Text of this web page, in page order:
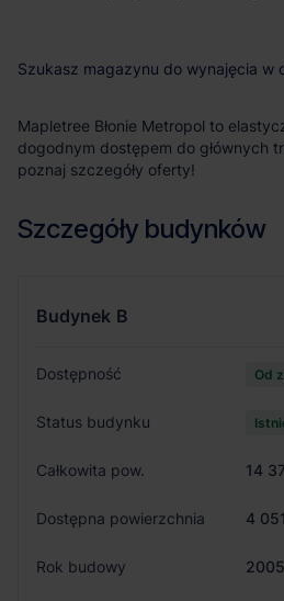
Szukasz magazynu do wynajęcia w
Mapletree Błonie Metropol to
dogodnym dostępem do głównych
poznaj szczegóły oferty!
Szczegóły budynków
Budynek B
Dostępność Od
Status budynku
Całkowita pow. 14
Dostępna powierzchnia 4
Rok budowy 2005